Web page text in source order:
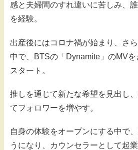
感と夫婦間のすれ違いに苦しみ、
を経験。
出産後にはコロナ禍が始まり、さ
中で、BTSの「Dynamite」のMV
スタート。
推しを通じて新たな希望を見出し
てフォロワーを増やす。
自身の体験をオープンにする中で
うになり、カウンセラーとして起